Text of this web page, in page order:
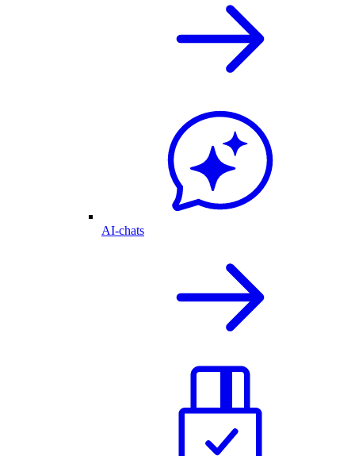
AI-chats